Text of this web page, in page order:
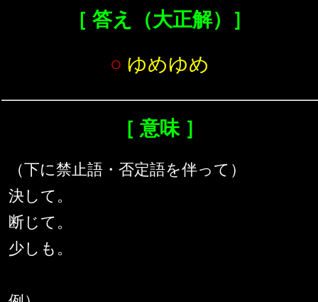
［ 答え（大正解）］
○ ゆめゆめ
［ 意味 ］
（下に禁止語・否定語を伴って）
決して。
断じて。
少しも。